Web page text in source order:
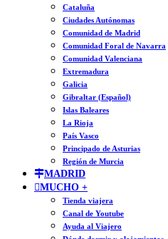
Cataluña
Ciudades Autónomas
Comunidad de Madrid
Comunidad Foral de Navarra
Comunidad Valenciana
Extremadura
Galicia
Gibraltar (Español)
Islas Baleares
La Rioja
País Vasco
Principado de Asturias
Región de Murcia
MADRID
MUCHO +
Tienda viajera
Canal de Youtube
Ayuda al Viajero